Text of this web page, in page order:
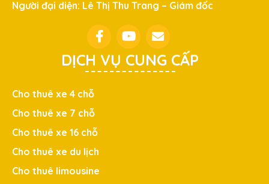
Người đại diện: Lê Thị Thu Trang – Giám đốc
DỊCH VỤ CUNG CẤP
Cho thuê xe 4 chỗ
Cho thuê xe 7 chỗ
Cho thuê xe 16 chỗ
Cho thuê xe du lịch
Cho thuê limousine